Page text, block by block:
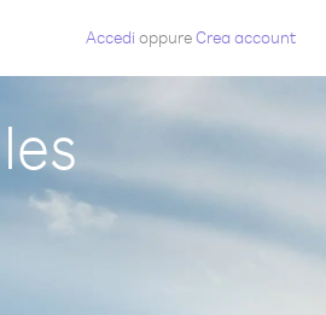
Accedi oppureCrea account